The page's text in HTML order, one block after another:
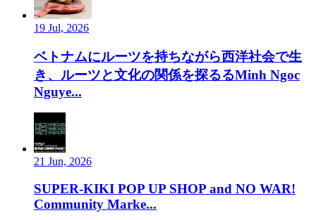
19 Jul, 2026
ベトナムにルーツを持ちながら西洋社会で生
き、ルーツと文化の関係を探るるMinh Ngoc
Nguye...
21 Jun, 2026
SUPER-KIKI POP UP SHOP and NO WAR!
Community Marke...